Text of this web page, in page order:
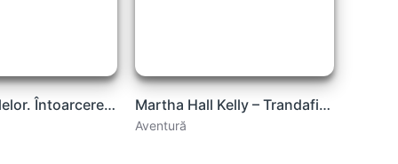
Stăpînul inelelor. Întoarcerea regelui. Vol. 3 J.R.R. Tolkien .pdf Martha Hall Kelly – Trandafirii Pierduți .PDF
Aventură